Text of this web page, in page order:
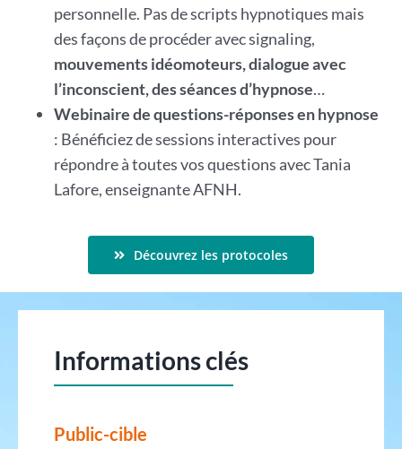
personnelle. Pas de scripts hypnotiques mais
des façons de procéder avec signaling,
mouvements idéomoteurs, dialogue avec
l’inconscient, des séances d’hypnose…
Webinaire de questions-réponses en hypnose
: Bénéficiez de sessions interactives pour
répondre à toutes vos questions avec Tania
Lafore, enseignante AFNH.
Découvrez les protocoles
Informations clés
Public-cible